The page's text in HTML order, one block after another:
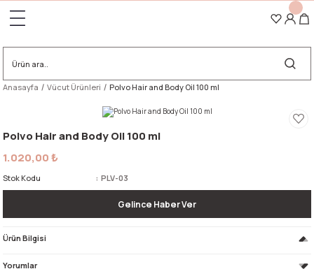
kodu ile %10
indirim!
Anasayfa Vücut Ürünleri Polvo Hair and Body Oil 100 ml
Polvo Hair and Body Oil 100 ml
1.020,00 ₺
Stok Kodu PLV-03
Gelince Haber Ver
Ürün Bilgisi
Yorumlar